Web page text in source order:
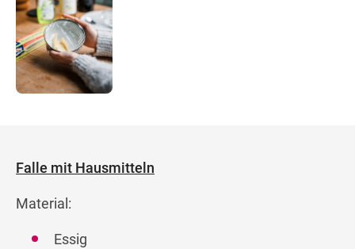
Falle mit Hausmitteln
Material:
Essig